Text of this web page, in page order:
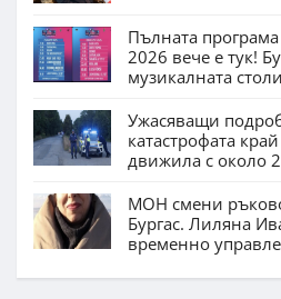
Пълната програма
2026 вече е тук!
музикалната
Ужасяващи
катастрофата
движила с около
МОН смени
Бургас. Лиляна
временно